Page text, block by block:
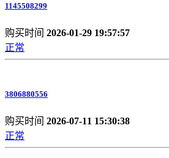
1145508299
购买时间 2026-01-29 19:57:57
正常
3806880556
购买时间 2026-07-11 15:30:38
正常